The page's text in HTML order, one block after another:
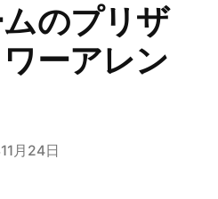
のプリザ
ーアレン
月24日